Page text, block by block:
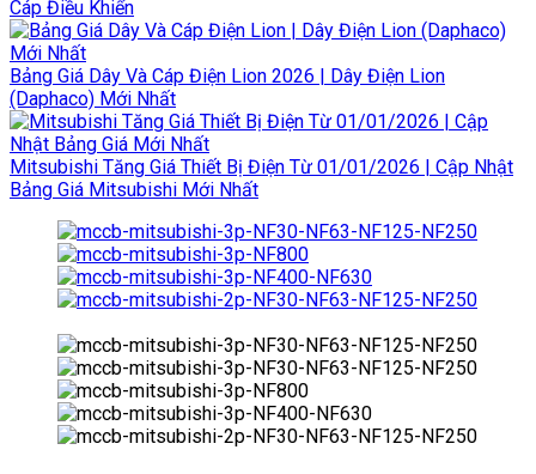
Cáp Điều Khiển
Bảng Giá Dây Và Cáp Điện Lion 2026 | Dây Điện Lion
(Daphaco) Mới Nhất
Mitsubishi Tăng Giá Thiết Bị Điện Từ 01/01/2026 | Cập Nhật
Bảng Giá Mitsubishi Mới Nhất